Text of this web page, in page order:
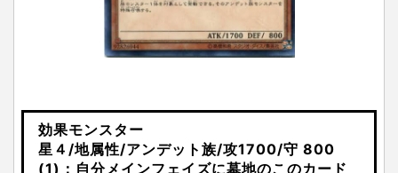
効果モンスター
星４/地属性/アンデット族/攻1700/守 800
(1)：自分メインフェイズに墓地のこのカード